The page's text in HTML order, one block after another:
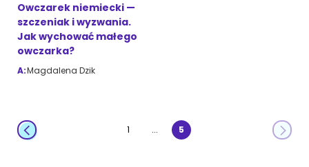
Owczarek niemiecki —
szczeniak i wyzwania.
Jak wychować małego
owczarka?
A:Magdalena Dzik
1 ... 5